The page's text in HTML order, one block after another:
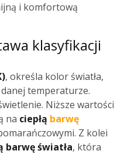
i komfortową
klasyfikacji
, określa kolor światła,
temperaturze.
Niższe wartości
na ciepłą barwę
Z kolei
barwę światła, która